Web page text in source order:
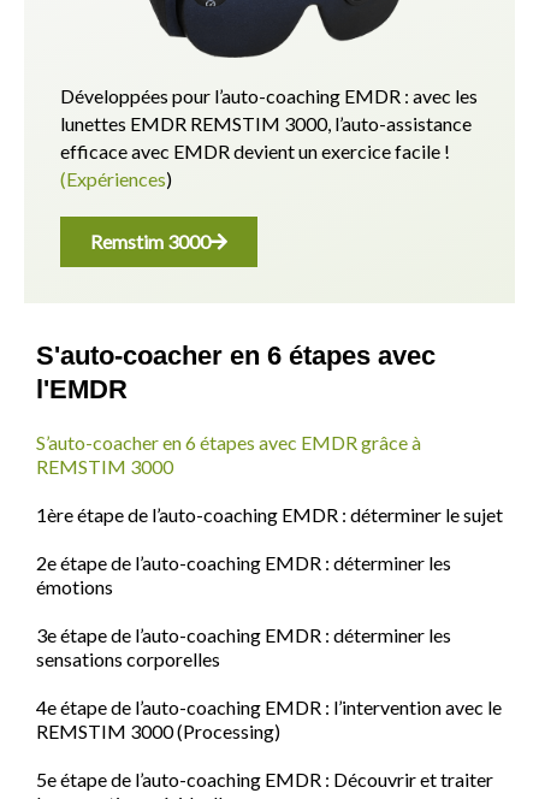
Développées pour l’auto-coaching EMDR : avec les
lunettes EMDR REMSTIM 3000, l’auto-assistance
efficace avec EMDR devient un exercice facile !
(Expériences)
Remstim 3000
S'auto-coacher en 6 étapes avec
l'EMDR
S’auto-coacher en 6 étapes avec EMDR grâce à
REMSTIM 3000
1ère étape de l’auto-coaching EMDR : déterminer le sujet
2e étape de l’auto-coaching EMDR : déterminer les
émotions
3e étape de l’auto-coaching EMDR : déterminer les
sensations corporelles
4e étape de l’auto-coaching EMDR : l’intervention avec le
REMSTIM 3000 (Processing)
5e étape de l’auto-coaching EMDR : Découvrir et traiter